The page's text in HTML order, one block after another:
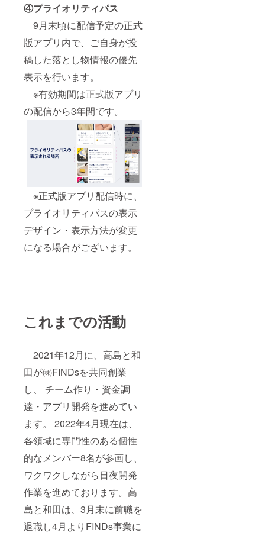
④プライオリティパス
9月末頃に配信予定の正式
版アプリ内で、ご自身が投
稿した落とし物情報の優先
表示を行います。
※有効期間は正式版アプリ
の配信から3年間です。
※正式版アプリ配信時に、
プライオリティパスの表示
デザイン・表示方法が変更
になる場合がございます。
これまでの活動
2021年12月に、高島と和
田が㈱FINDsを共同創業
し、 チーム作り・資金調
達・アプリ開発を進めてい
ます。 2022年4月現在は、
各領域に専門性のある個性
的なメンバー8名が参画し、
ワクワクしながら日夜開発
作業を進めております。高
島と和田は、3月末に前職を
退職し4月よりFINDs事業に